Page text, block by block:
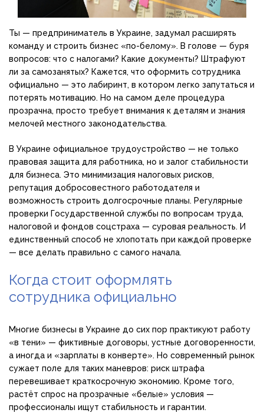
Ты — предприниматель в Украине, задумал расширять
команду и строить бизнес «по-белому». В голове — буря
вопросов: что с налогами? Какие документы? Штрафуют
ли за самозанятых? Кажется, что оформить сотрудника
официально — это лабиринт, в котором легко запутаться и
потерять мотивацию. Но на самом деле процедура
прозрачна, просто требует внимания к деталям и знания
мелочей местного законодательства.
В Украине официальное трудоустройство — не только
правовая защита для работника, но и залог стабильности
для бизнеса. Это минимизация налоговых рисков,
репутация добросовестного работодателя и
возможность строить долгосрочные планы. Регулярные
проверки Государственной службы по вопросам труда,
налоговой и фондов соцстраха — суровая реальность. И
единственный способ не хлопотать при каждой проверке
— все делать правильно с самого начала.
Когда стоит оформлять
сотрудника официально
Многие бизнесы в Украине до сих пор практикуют работу
«в тени» — фиктивные договоры, устные договоренности,
а иногда и «зарплаты в конверте». Но современный рынок
сужает поле для таких маневров: риск штрафа
перевешивает краткосрочную экономию. Кроме того,
растёт спрос на прозрачные «белые» условия —
профессионалы ищут стабильность и гарантии.